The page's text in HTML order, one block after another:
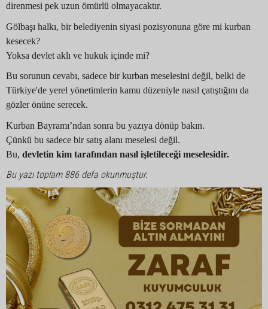
direnmesi pek uzun ömürlü olmayacaktır.
Gölbaşı halkı, bir belediyenin siyasi pozisyonuna göre mi kurban
kesecek?
Yoksa devlet aklı ve hukuk içinde mi?
Bu sorunun cevabı, sadece bir kurban meselesini değil, belki de
Türkiye'de yerel yönetimlerin kamu düzeniyle nasıl çatıştığını da
gözler önüne serecek.
Kurban Bayramı’ndan sonra bu yazıya dönüp bakın.
Çünkü bu sadece bir satış alanı meselesi değil.
Bu, devletin kim tarafından nasıl işletileceği meselesidir.
Bu yazı toplam 886 defa okunmuştur.